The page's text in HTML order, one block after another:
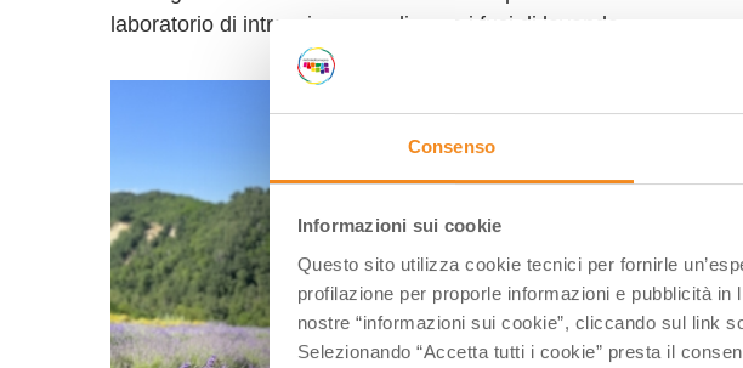
Consenso
Informazioni sui cookie
Questo sito utilizza cookie tecnici per fornirle
profilazione per proporle informazioni e pubblicità
nostre “informazioni sui cookie”, cliccando sul link
Selezionando “Accetta tutti i cookie” presta il
laboratorio di intreccio per realizzare i fusi di lavanda.